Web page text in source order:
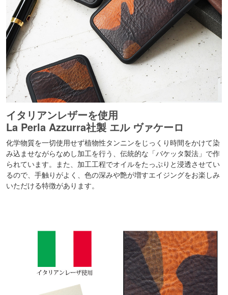
イタリアンレザーを使用
La Perla Azzurra社製 エル ヴァケーロ
化学物質を一切使用せず植物性タンニンをじっくり時間をかけて染
み込ませながらなめし加工を行う、伝統的な「バケッタ製法」で作
られています。また、加工工程でオイルをたっぷりと浸透させてい
るので、手触りがよく、色の深みや艶が増すエイジングをお楽しみ
いただける特徴があります。